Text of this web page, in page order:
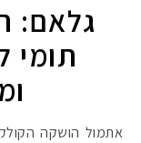
גלאם:
תומי
אתמול הושקה הקולקציה של מיס תומי לפלורמר. העליתי סקירה